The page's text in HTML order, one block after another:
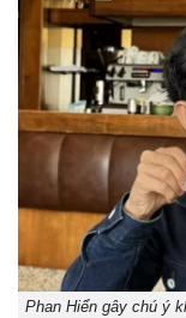
Phan Hiển gây chú ý